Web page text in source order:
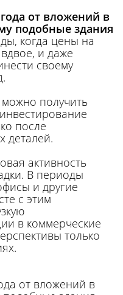
от вложений в
подобные здания
когда цены на
и даже
своему
получить
после
деталей.
активность
В периоды
и другие
с этим
в коммерческие
только
от вложений в